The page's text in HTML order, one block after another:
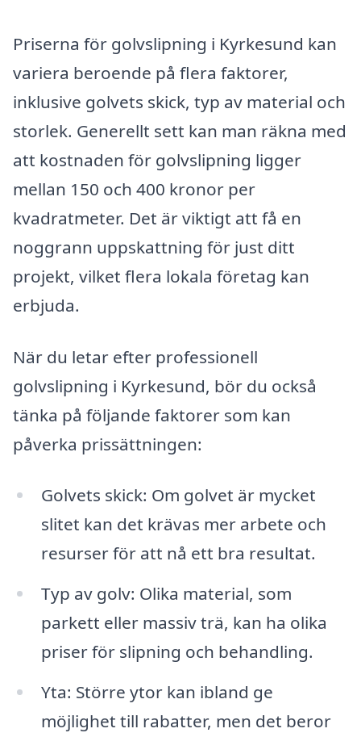
Priserna för golvslipning i Kyrkesund kan
variera beroende på flera faktorer,
inklusive golvets skick, typ av material och
storlek. Generellt sett kan man räkna med
att kostnaden för golvslipning ligger
mellan 150 och 400 kronor per
kvadratmeter. Det är viktigt att få en
noggrann uppskattning för just ditt
projekt, vilket flera lokala företag kan
erbjuda.
När du letar efter professionell
golvslipning i Kyrkesund, bör du också
tänka på följande faktorer som kan
påverka prissättningen:
Golvets skick: Om golvet är mycket
slitet kan det krävas mer arbete och
resurser för att nå ett bra resultat.
Typ av golv: Olika material, som
parkett eller massiv trä, kan ha olika
priser för slipning och behandling.
Yta: Större ytor kan ibland ge
möjlighet till rabatter, men det beror